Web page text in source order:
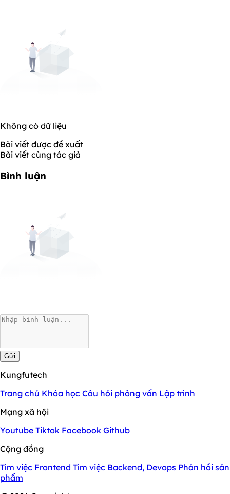
Không có dữ liệu
Bài viết được đề xuất
Bài viết cùng tác giả
Bình luận
Gửi
Kungfutech
Trang chủ Khóa học Câu hỏi phỏng vấn Lập trình
Mạng xã hội
Youtube Tiktok Facebook Github
Cộng đồng
Tìm việc Frontend Tìm việc Backend, Devops Phản hồi sản
phẩm